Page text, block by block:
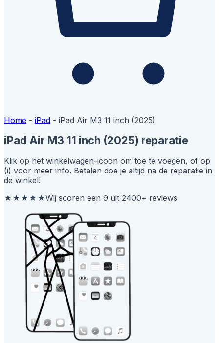
Home - iPad - iPad Air M3 11 inch (2025)
iPad Air M3 11 inch (2025) reparatie
Klik op het winkelwagen-icoon om toe te voegen, of op
(i) voor meer info. Betalen doe je altijd na de reparatie in
de winkel!
★★★★★Wij scoren een 9 uit 2400+ reviews